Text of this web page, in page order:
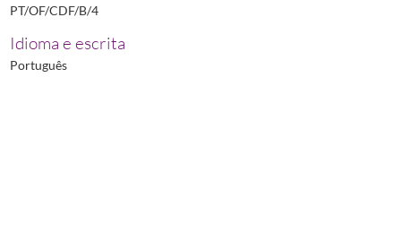
PT/OF/CDF/B/4
Idioma e escrita
Português